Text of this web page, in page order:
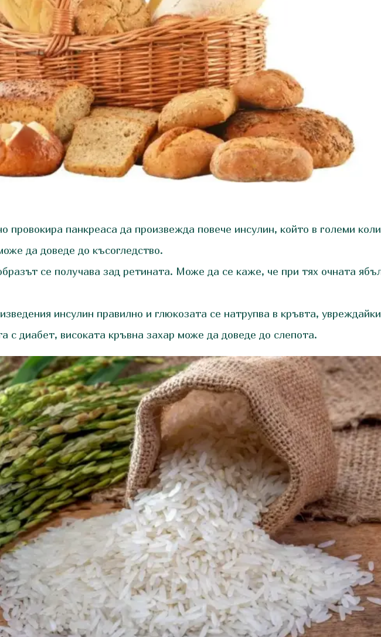
панкреаса да произвежда повече инсулин, който в големи
да доведе до късогледство.
се получава зад ретината. Може да се каже, че при тях очната
инсулин правилно и глюкозата се натрупва в кръвта,
с диабет, високата кръвна захар може да доведе до слепота.